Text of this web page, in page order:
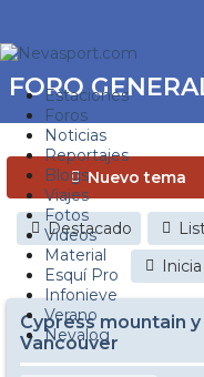
Estaciones
Foros
Noticias
Reportajes
Blogs
Viajes
Fotos
Videos
Material
Esquí Pro
Infonieve
Verano
Nevalog
FORO
Nuevo tema
Destacado
Cypress mountain
Vancouver